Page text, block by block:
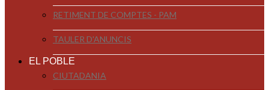
RETIMENT DE COMPTES - PAM
TAULER D'ANUNCIS
EL POBLE
CIUTADANIA